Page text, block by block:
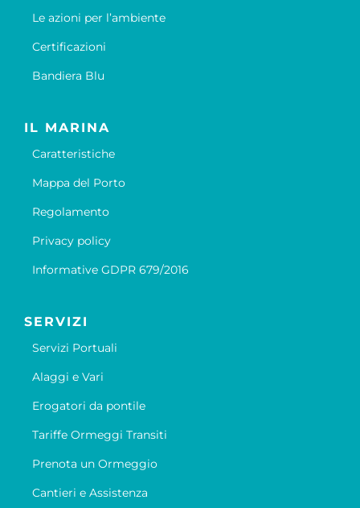
Le azioni per l’ambiente
Certificazioni
Bandiera Blu
IL MARINA
Caratteristiche
Mappa del Porto
Regolamento
Privacy policy
Informative GDPR 679/2016
SERVIZI
Servizi Portuali
Alaggi e Vari
Erogatori da pontile
Tariffe Ormeggi Transiti
Prenota un Ormeggio
Cantieri e Assistenza